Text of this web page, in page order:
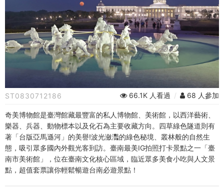
博
物
館
常
設
展
+四
草
綠
ST0830712186 66.1K 人看過 / 68 人參加
奇美博物館是臺灣館藏最豐富的私人博物館、美術館，以西洋藝術、
樂器、兵器、動物標本以及化石為主要收藏方向。四草綠色隧道則有
著「台版亞馬遜河」的美譽!波光瀲灩的綠色秘境、叢林般的自然生
態，吸引眾多國內外觀光客到訪。臺南最美IG拍照打卡景點之一「臺
南市美術館」，位在臺南文化核心區域，臨近眾多美食小吃與人文景
點，超值套票讓你輕鬆暢遊台南必遊景點！